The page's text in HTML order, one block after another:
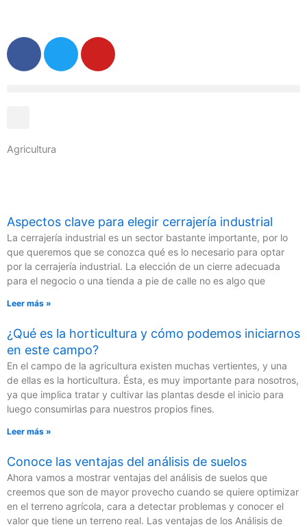
contenido
F
o
T
w
Y
Agricultura
Aspectos clave para elegir cerrajería industrial
La cerrajería industrial es un sector bastante importante, por lo
que queremos que se conozca qué es lo necesario para optar
por la cerrajería industrial. La elección de un cierre adecuada
para el negocio o una tienda a pie de calle no es algo que
Leer más »
¿Qué es la horticultura y cómo podemos iniciarnos
en este campo?
En el campo de la agricultura existen muchas vertientes, y una
de ellas es la horticultura. Ésta, es muy importante para nosotros,
ya que implica tratar y cultivar las plantas desde el inicio para
luego consumirlas para nuestros propios fines.
Leer más »
Conoce las ventajas del análisis de suelos
Ahora vamos a mostrar ventajas del análisis de suelos que
creemos que son de mayor provecho cuando se quiere optimizar
en el terreno agrícola, cara a detectar problemas y conocer el
valor que tiene un terreno real. Las ventajas de los Análisis de